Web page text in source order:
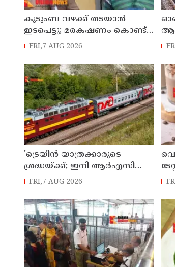
കുടുംബ വഴക്ക് തടയാന്‍
ഇടപെട്ടു; മരകഷണം കൊണ്ട്
പിതാവ് മർദിച്ച 17കാരിക്ക്
FRI,7 AUG 2026
'ട്രെയിൻ യാത്രക്കാരുടെ
ശ്രദ്ധയ്ക്ക്‌; ഇനി ആർഎസി
ടിക്കറ്റുകാർക്കും കമ്പിളിപ്പുതപ്പ്
ലഭിക്കും
FRI,7 AUG 2026